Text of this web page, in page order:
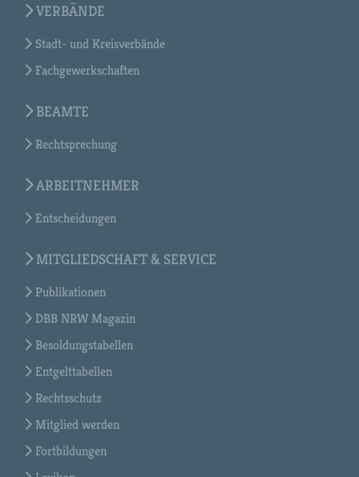
VERBÄNDE
Stadt- und Kreisverbände
Fachgewerkschaften
BEAMTE
Rechtsprechung
ARBEITNEHMER
Entscheidungen
MITGLIEDSCHAFT & SERVICE
Publikationen
DBB NRW Magazin
Besoldungstabellen
Entgelttabellen
Rechtsschutz
Mitglied werden
Fortbildungen